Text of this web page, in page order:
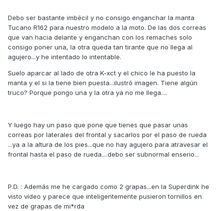
Debo ser bastante imbécil y no consigo enganchar la manta
Tucano R162 para nuestro modelo a la moto. De las dos correas
que van hacia delante y enganchan con los remaches solo
consigo poner una, la otra queda tan tirante que no llega al
agujero...y he intentado lo intentable.
Suelo aparcar al lado de otra K-xct y el chico le ha puesto la
manta y el si la tiene bien puesta...ilustró imagen. Tiene algún
truco? Porque pongo una y la otra ya no me llega....
Y luego hay un paso que pone que tienes que pasar unas
correas por laterales del frontal y sacarlos por el paso de rueda
...ya a la altura de los pies...que no hay agujero para atravesar el
frontal hasta el paso de rueda....debo ser subnormal enserio...
P.D. : Además me he cargado como 2 grapas...en la Superdink he
visto vídeo y parece que inteligentemente pusieron tornillos en
vez de grapas de mi*rda